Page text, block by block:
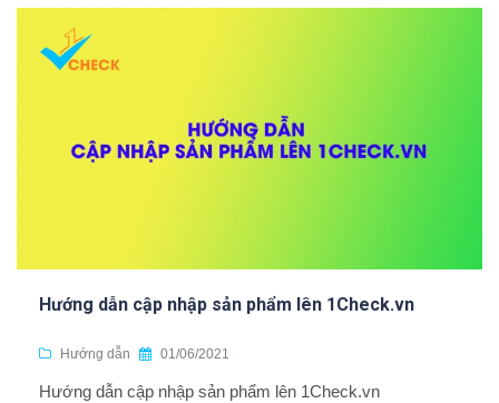
Hướng dẫn cập nhập sản phẩm lên 1Check.vn
Hướng dẫn 01/06/2021
Hướng dẫn cập nhập sản phẩm lên 1Check.vn